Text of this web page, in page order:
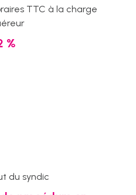
TTC à la charge
%
du syndic